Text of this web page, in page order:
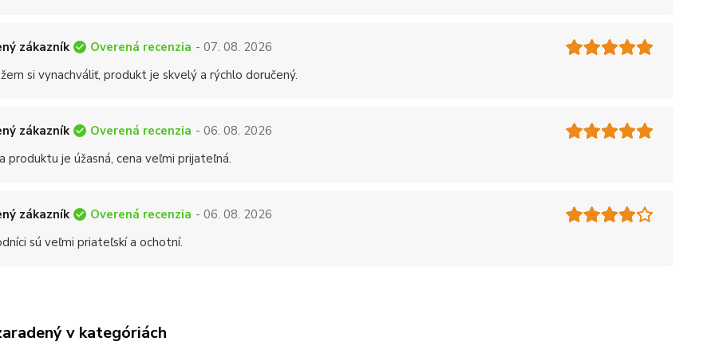
zákazník Overená recenzia - 07. 08. 2026
si vynachváliť, produkt je skvelý a rýchlo doručený.
zákazník Overená recenzia - 06. 08. 2026
produktu je úžasná, cena veľmi prijateľná.
zákazník Overená recenzia - 06. 08. 2026
sú veľmi priateľskí a ochotní.
v kategóriách